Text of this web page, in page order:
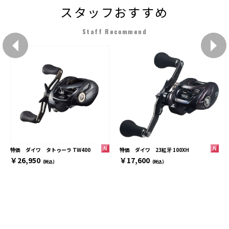
スタッフおすすめ
Staff Recommend
特価 ダイワ タトゥーラ TW400
￥26,950 (税込)
特価 ダイワ 23紅牙 100XH
￥17,600 (税込)